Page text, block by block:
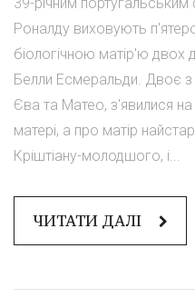
Роналду виховують
біологічною матір'ю двох
Белли Есмеральди. Двоє з
Єва та Матео, з'явилися на
матері, а про матір
Кріштіану-молодшого, і...
ЧИТАТИ ДАЛІ